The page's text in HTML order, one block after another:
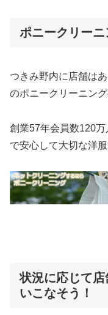
ポニークリーニ
つきみ野内に店舗は
のポニークリーニン
創業57年会員数120
で安心して大切な洋
状況に応じて
いこなそう！